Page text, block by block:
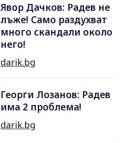
Явор Дачков: Радев не
лъже! Само раздухват
много скандали около
него!
darik.bg
Георги Лозанов: Радев
има 2 проблема!
darik.bg